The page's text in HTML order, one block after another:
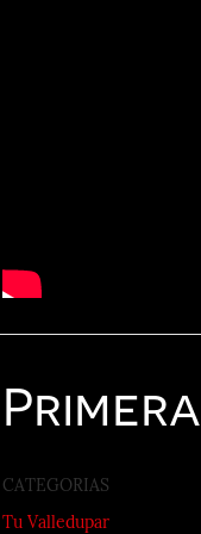
Primera
CATEGORIAS
Tu Valledupar